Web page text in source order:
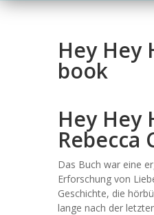
Hey Hey
book
Hey Hey
Rebecca
Das Buch war eine
Erforschung von
Geschichte, die
lange nach der